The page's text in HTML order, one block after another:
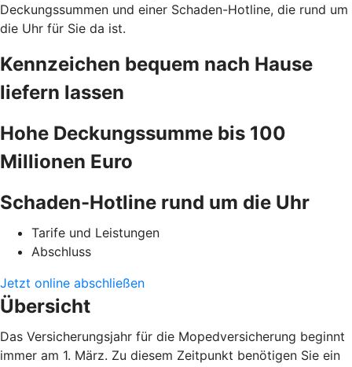
Deckungssummen und einer Schaden-Hotline, die rund um
die Uhr für Sie da ist.
Kennzeichen bequem nach Hause
liefern lassen
Hohe Deckungssumme bis 100
Millionen Euro
Schaden-Hotline rund um die Uhr
Tarife und Leistungen
Abschluss
Jetzt online abschließen
Übersicht
Das Versicherungsjahr für die Mopedversicherung beginnt
immer am 1. März. Zu diesem Zeitpunkt benötigen Sie ein